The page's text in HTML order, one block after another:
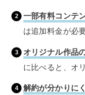
一部有料コンテ
は追加料金が必要
オリジナル作品
に比べると、オ
解約が分かりに